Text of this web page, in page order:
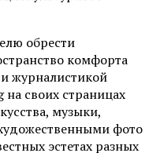
обрести
комфорта
журналистикой
на своих страницах
музыки,
фото
эстетах разных